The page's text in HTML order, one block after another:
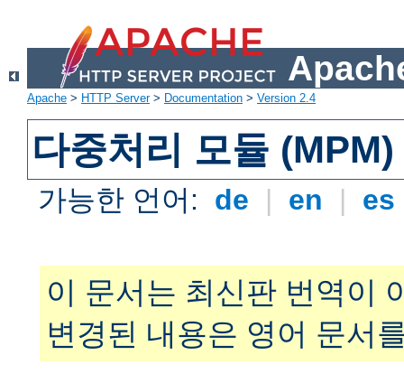
Apache > HTTP Server> Documentation > Version 2.4
다중처리 모듈 (MPM)
가능한 언어: de | en | es
이 문서는 최신판 번역이
변경된 내용은 영어 문서